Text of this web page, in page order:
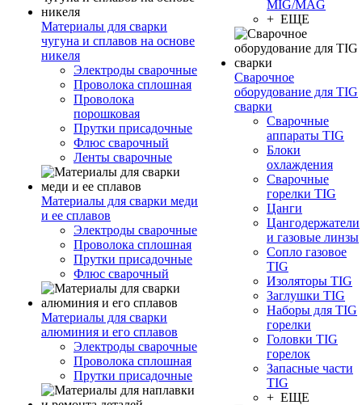
Материалы для сварки
чугуна и сплавов на основе
никеля
Электроды сварочные
Проволока сплошная
Проволока
порошковая
Прутки присадочные
Флюс сварочный
Ленты сварочные
Материалы для сварки меди
и ее сплавов
Электроды сварочные
Проволока сплошная
Прутки присадочные
Флюс сварочный
Материалы для сварки
алюминия и его сплавов
Электроды сварочные
Проволока сплошная
Прутки присадочные
MIG/MAG
+ ЕЩЕ
Сварочное
оборудование для TIG
сварки
Сварочные
аппараты TIG
Блоки
охлаждения
Сварочные
горелки TIG
Цанги
Цангодержатели
и газовые линзы
Сопло газовое
TIG
Изоляторы TIG
Заглушки TIG
Наборы для TIG
горелки
Головки TIG
горелок
Запасные части
TIG
+ ЕЩЕ